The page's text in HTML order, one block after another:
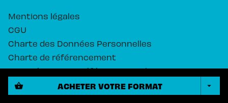
shopping_basket ACHETER VOTRE FORMAT arrow_drop_down
Mentions légales
CGU
Charte des Données Personnelles
Charte de référencement
Paramétrez vos préférences cookies